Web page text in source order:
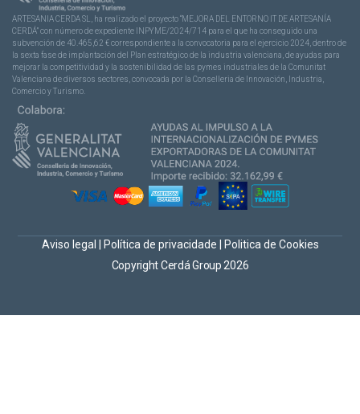
ARTESANIA CERDA SL, ha realizado el proyecto “MEJORA DEL ENTORNO IT DE ARTESANÍA
CERDÁ” con número de expediente INPYME/2024/714 para el que ha conseguido una
subvención de 40.465,62 € correspondiente a la convocatoria para el ejercicio 2024, dentro de
la sexta fase de implantación del Plan estratégico de la industria valenciana, de ayudas para
mejorar la competitividad y la sostenibilidad de las pymes industriales de la Comunitat
Valenciana de diversos sectores, convocada por la Conselleria de Innovación, Industria,
Comercio y Turismo.
Copyright Cerdá Group 2026
Aviso legal Política de privacidade Politica de Cookies